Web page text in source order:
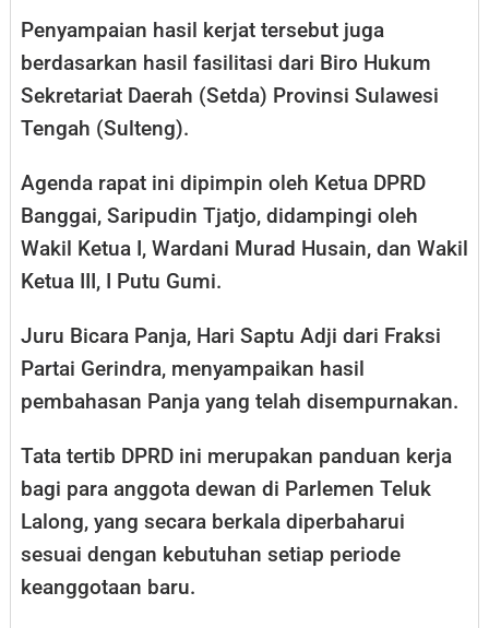
Penyampaian hasil kerjat tersebut juga
berdasarkan hasil fasilitasi dari Biro Hukum
Sekretariat Daerah (Setda) Provinsi Sulawesi
Tengah (Sulteng).
Agenda rapat ini dipimpin oleh Ketua DPRD
Banggai, Saripudin Tjatjo, didampingi oleh
Wakil Ketua I, Wardani Murad Husain, dan Wakil
Ketua III, I Putu Gumi.
Juru Bicara Panja, Hari Saptu Adji dari Fraksi
Partai Gerindra, menyampaikan hasil
pembahasan Panja yang telah disempurnakan.
Tata tertib DPRD ini merupakan panduan kerja
bagi para anggota dewan di Parlemen Teluk
Lalong, yang secara berkala diperbaharui
sesuai dengan kebutuhan setiap periode
keanggotaan baru.